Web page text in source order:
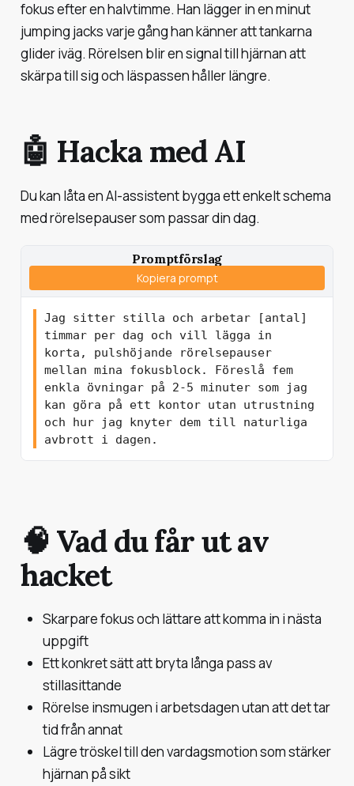
fokus efter en halvtimme. Han lägger in en minut
jumping jacks varje gång han känner att tankarna
glider iväg. Rörelsen blir en signal till hjärnan att
skärpa till sig och läspassen håller längre.
🤖 Hacka med AI
Du kan låta en AI-assistent bygga ett enkelt schema
med rörelsepauser som passar din dag.
Promptförslag
Kopiera prompt
Jag sitter stilla och arbetar [antal]
timmar per dag och vill lägga in
korta, pulshöjande rörelsepauser
mellan mina fokusblock. Föreslå fem
enkla övningar på 2-5 minuter som jag
kan göra på ett kontor utan utrustning
och hur jag knyter dem till naturliga
🧠 Vad du får ut av
hacket
Skarpare fokus och lättare att komma in i nästa
uppgift
Ett konkret sätt att bryta långa pass av
stillasittande
Rörelse insmugen i arbetsdagen utan att det tar
tid från annat
Lägre tröskel till den vardagsmotion som stärker
hjärnan på sikt